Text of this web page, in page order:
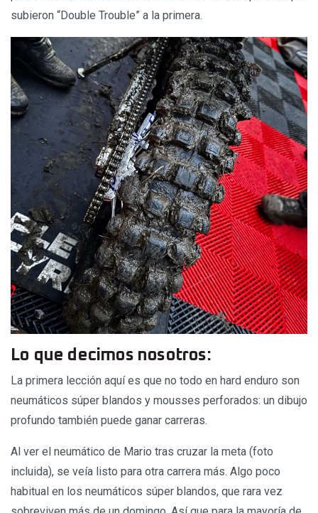
subieron “Double Trouble” a la primera.
Lo que decimos nosotros:
La primera lección aquí es que no todo en hard enduro son
neumáticos súper blandos y mousses perforados: un dibujo
profundo también puede ganar carreras.
Al ver el neumático de Mario tras cruzar la meta (foto
incluida), se veía listo para otra carrera más. Algo poco
habitual en los neumáticos súper blandos, que rara vez